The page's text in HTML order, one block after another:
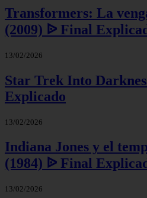
Transformers: La
(2009) ᐉ Final
13/02/2026
Star Trek Into
Explicado
13/02/2026
Indiana Jones y el
(1984) ᐉ Final
13/02/2026